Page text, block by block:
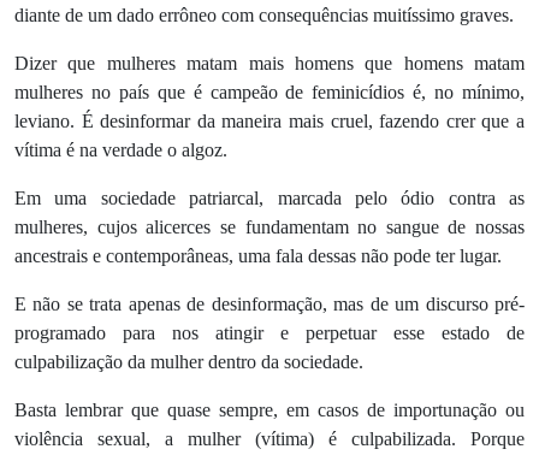
diante de um dado errôneo com consequências muitíssimo graves.
Dizer que mulheres matam mais homens que homens matam
mulheres no país que é campeão de feminicídios é, no mínimo,
leviano. É desinformar da maneira mais cruel, fazendo crer que a
vítima é na verdade o algoz.
Em uma sociedade patriarcal, marcada pelo ódio contra as
mulheres, cujos alicerces se fundamentam no sangue de nossas
ancestrais e contemporâneas, uma fala dessas não pode ter lugar.
E não se trata apenas de desinformação, mas de um discurso pré-
programado para nos atingir e perpetuar esse estado de
culpabilização da mulher dentro da sociedade.
Basta lembrar que quase sempre, em casos de importunação ou
violência sexual, a mulher (vítima) é culpabilizada. Porque